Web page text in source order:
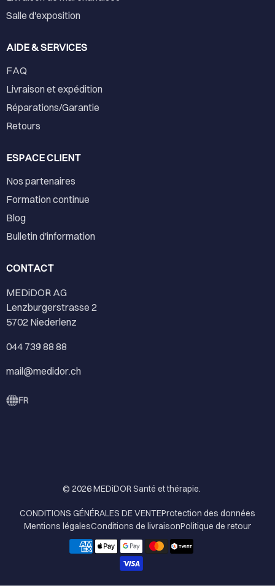
Salle d'exposition
AIDE & SERVICES
FAQ
Livraison et expédition
Réparations/Garantie
Retours
ESPACE CLIENT
Nos partenaires
Formation continue
Blog
Bulletin d'information
CONTACT
MEDiDOR AG
Lenzburgerstrasse 2
5702 Niederlenz
044 739 88 88
mail@medidor.ch
FR
© 2026MEDiDOR Santé et thérapie.
CONDITIONS GÉNÉRALES DE VENTEProtection des données
Mentions légalesConditions de livraisonPolitique de retour